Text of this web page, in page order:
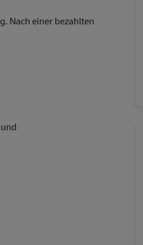
Nach einer bezahlten